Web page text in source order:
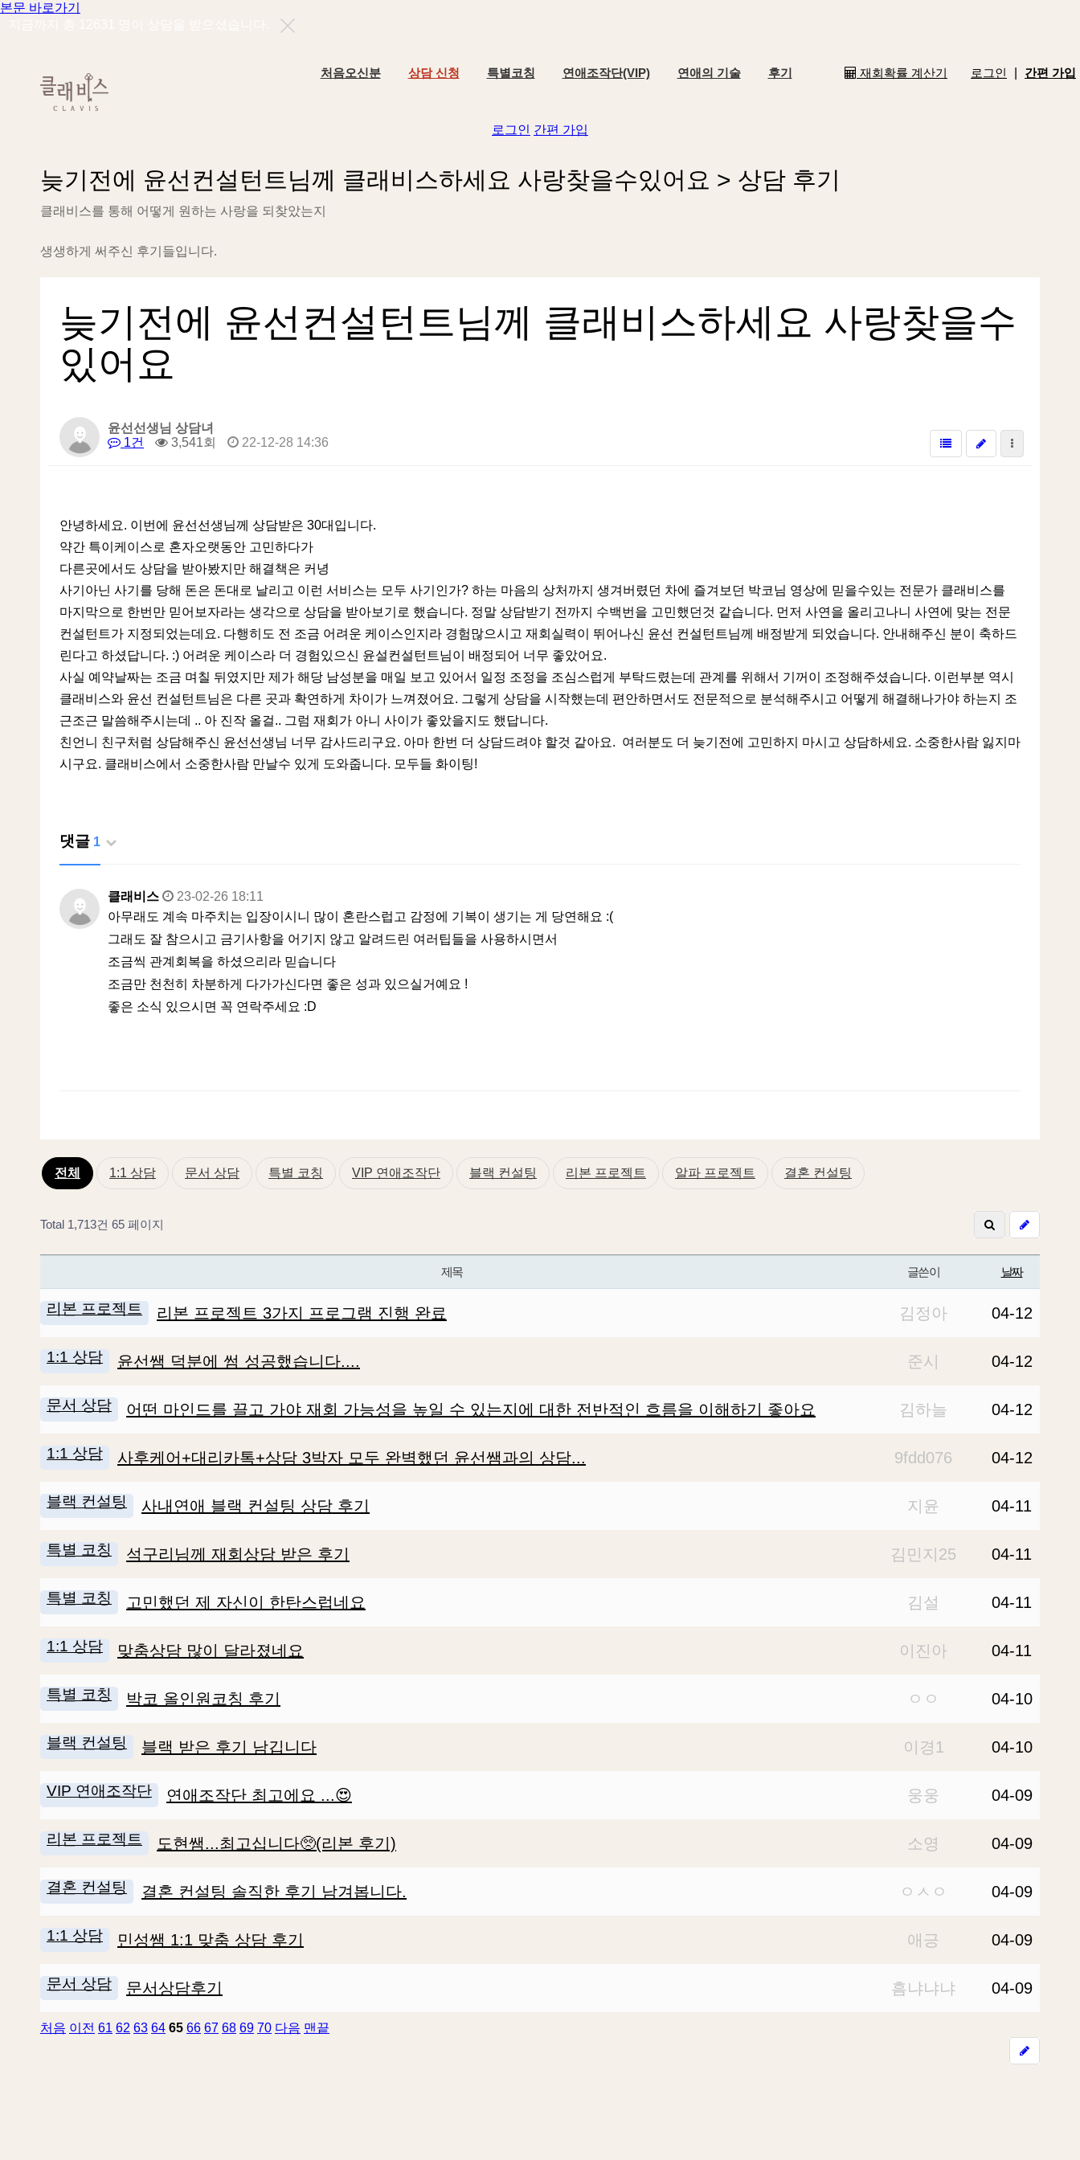
본문 바로가기
재회확률 계산기 로그인 간편 가입
처음오신분 상담 신청 특별코칭 연애조작단(VIP) 연애의 기술 후기
로그인 간편 가입
늦기전에 윤선 컨설 턴트님께 클래 비스하세 요 사랑찾을수있어 요 > 상담 후기
클래 비 스를 통해 어 떻게 원하는 사랑을 되 찾았는지
생생하게 써 주신 후기 들입니 다.
늦기전에 윤선컨설턴트님께 클래비스하세요 사랑찾을수
있어요
윤선선생님 상담녀
1건
3,541회 22-12-28 14:36
안녕하세요. 이번에 윤선선생님께 상담받은 30대입니다.
약간 특이케이스로 혼자오랫동안 고민하다가
다른곳에서도 상담을 받아봤지만 해결책은 커녕
사기아닌 사기를 당해 돈은 돈대로 날리고 이런 서비스는 모두 사기인가? 하는 마음의 상처까지 생겨버렸던 차에 즐겨보던 박코님 영상에 믿을수있는 전문가 클래비스를
마지막으로 한번만 믿어보자라는 생각으로 상담을 받아보기로 했습니다. 정말 상담받기 전까지 수백번을 고민했던것 같습니다. 먼저 사연을 올리고나니 사연에 맞는 전문
컨설턴트가 지정되었는데요. 다행히도 전 조금 어려운 케이스인지라 경험많으시고 재회실력이 뛰어나신 윤선 컨설턴트님께 배정받게 되었습니다. 안내해주신 분이 축하드
린다고 하셨답니다. :) 어려운 케이스라 더 경험있으신 윤설컨설턴트님이 배정되어 너무 좋았어요.
사실 예약날짜는 조금 며칠 뒤였지만 제가 해당 남성분을 매일 보고 있어서 일정 조정을 조심스럽게 부탁드렸는데 관계를 위해서 기꺼이 조정해주셨습니다. 이런부분 역시
클래비스와 윤선 컨설턴트님은 다른 곳과 확연하게 차이가 느껴졌어요. 그렇게 상담을 시작했는데 편안하면서도 전문적으로 분석해주시고 어떻게 해결해나가야 하는지 조
근조근 말씀해주시는데 .. 아 진작 올걸.. 그럼 재회가 아니 사이가 좋았을지도 했답니다.
친언니 친구처럼 상담해주신 윤선선생님 너무 감사드리구요. 아마 한번 더 상담드려야 할것 같아요. 여러분도 더 늦기전에 고민하지 마시고 상담하세요. 소중한사람 잃지마
시구요. 클래비스에서 소중한사람 만날수 있게 도와줍니다. 모두들 화이팅!
댓글 1
클래비스
23-02-26 18:11
아무래도 계속 마주치는 입장이시니 많이 혼란스럽고 감정에 기복이 생기는 게 당연해요 :(
그래도 잘 참으시고 금기사항을 어기지 않고 알려드린 여러팁들을 사용하시면서
조금씩 관계회복을 하셨으리라 믿습니다
조금만 천천히 차분하게 다가가신다면 좋은 성과 있으실거예요 !
좋은 소식 있으시면 꼭 연락주세요 :D
전체 1:1 상담 문서 상담 특별 코칭 VIP 연애조작단 블랙 컨설팅 리본 프로젝트 알파 프로젝트 결혼 컨설팅
Total 1,713건 65 페이지
제목 글쓴이 날짜
리본 프로젝트 리본 프로젝트 3가지 프로그램 진행 완료 김정아 04-12
1:1 상담 윤선쌤 덕분에 썸 성공했습니다.... 준시 04-12
문서 상담 어떤 마인드를 끌고 가야 재회 가능성을 높일 수 있는지에 대한 전반적인 흐름을 이해하기 좋아요 김하늘 04-12
1:1 상담 사후케어+대리카톡+상담 3박자 모두 완벽했던 윤선쌤과의 상담... 9fdd076 04-12
블랙 컨설팅 사내연애 블랙 컨설팅 상담 후기 지윤 04-11
특별 코칭 석구리님께 재회상담 받은 후기 김민지25 04-11
특별 코칭 고민했던 제 자신이 한탄스럽네요 김설 04-11
1:1 상담 맞춤상담 많이 달라졌네요 이진아 04-11
특별 코칭 박코 올인원코칭 후기 ㅇㅇ 04-10
블랙 컨설팅 블랙 받은 후기 남깁니다 이경1 04-10
VIP 연애조작단 연애조작단 최고에요 ...😍 웅웅 04-09
리본 프로젝트 도현쌤...최고십니다🥺(리본 후기) 소영 04-09
결혼 컨설팅 결혼 컨설팅 솔직한 후기 남겨봅니다. ㅇㅅㅇ 04-09
1:1 상담 민성쌤 1:1 맞춤 상담 후기 애긍 04-09
문서 상담 문서상담후기 흠냐냐냐 04-09
처음 이전 61 62 63 64 65 66 67 68 69 70 다음 맨끝